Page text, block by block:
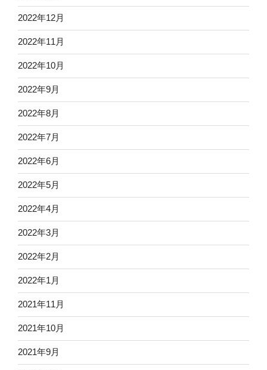
2022年12月
2022年11月
2022年10月
2022年9月
2022年8月
2022年7月
2022年6月
2022年5月
2022年4月
2022年3月
2022年2月
2022年1月
2021年11月
2021年10月
2021年9月